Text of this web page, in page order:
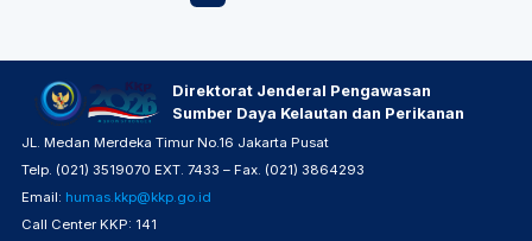
Direktorat Jenderal Pengawasan
Sumber Daya Kelautan dan Perikanan
JL. Medan Merdeka Timur No.16 Jakarta Pusat
Telp. (021) 3519070 EXT. 7433 – Fax. (021) 3864293
Email: humas.kkp@kkp.go.id
Call Center KKP: 141